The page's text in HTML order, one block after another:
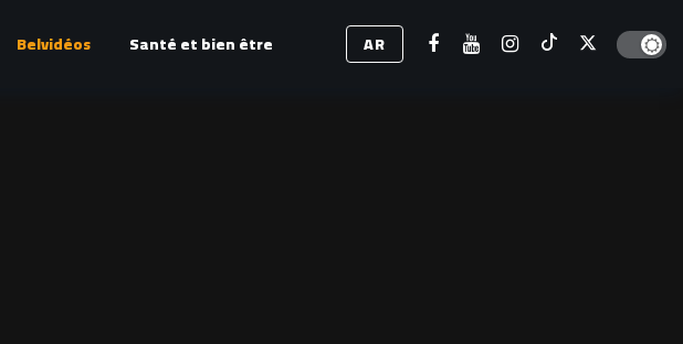
Belvidéos Santé et bien être AR Dark